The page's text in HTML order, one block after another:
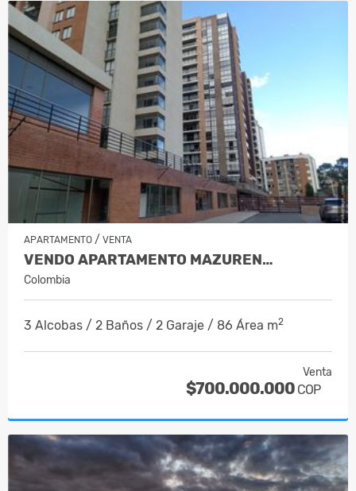
APARTAMENTO / VENTA
VENDO APARTAMENTO MAZUREN…
Colombia
3 Alcobas / 2 Baños / 2 Garaje / 86 Área m2
Venta
$700.000.000 COP